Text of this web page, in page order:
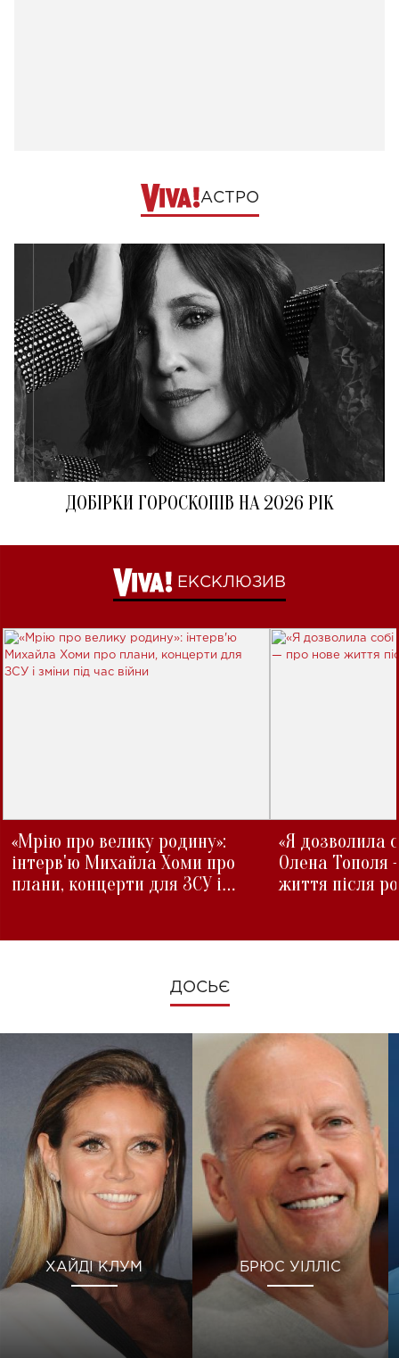
АСТРО
ДОБІРКИ ГОРОСКОПІВ НА 2026 РІК
ЕКСКЛЮЗИВ
«Мрію про велику родину»:
інтерв'ю Михайла Хоми про
плани, концерти для ЗСУ і
«Я дозволила
Олена Тополя
життя після
ДОСЬЄ
ХАЙДІ КЛУМ БРЮС УІЛЛІС